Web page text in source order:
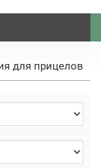
для прицелов